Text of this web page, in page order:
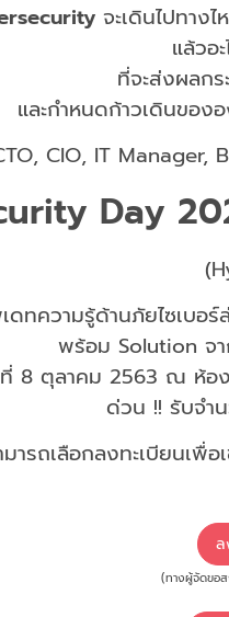
จะเดินไปทาง
แล้วอ
ที่จะส่งผลก
และกำหนดก้าวเดินขอ
CIO, IT Manager,
Day
ดทความรู้ด้านภัยไซเบอ
พร้อม Solution จ
8 ตุลาคม 2563 ณ ห้อ
ด่วน !! รับจำ
ารถเลือกลงทะเบียนเพื่
ล
(ทางผู้จัดขอ